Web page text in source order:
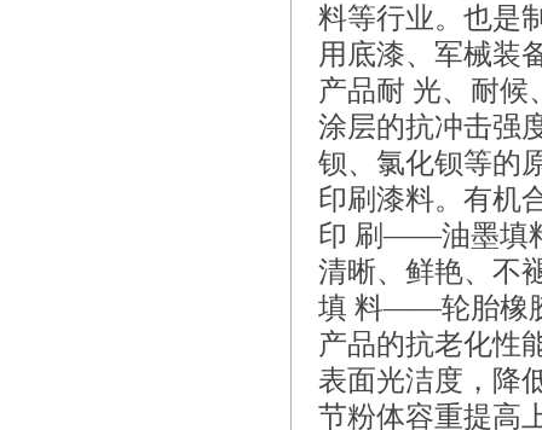
料等行业。也是
用底漆、军械装
产品耐 光、耐候
涂层的抗冲击强
钡、氯化钡等的
印刷漆料。有机
印 刷——油墨填
清晰、鲜艳、不
填 料——轮胎橡
产品的抗老化性
表面光洁度，降
节粉体容重提高